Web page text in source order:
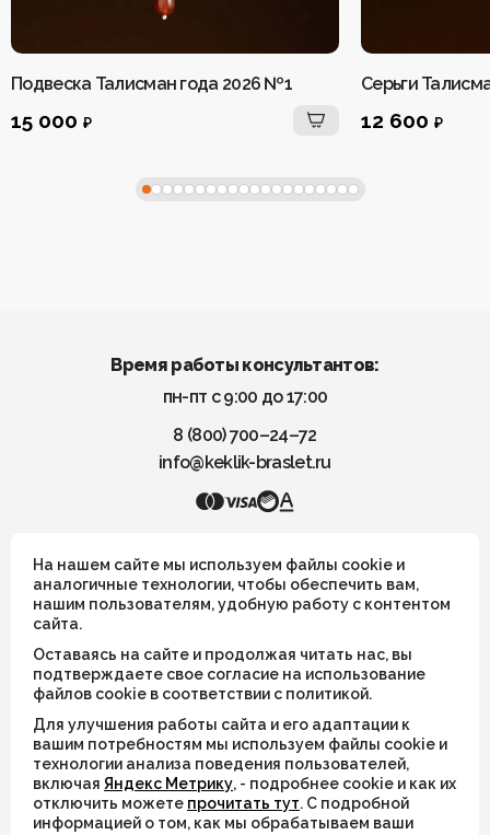
Подвеска Талисман года 2026 №1
15 000 ₽
Серьги
12 600 ₽
Время работы консультантов:
пн-пт с 9:00 до 17:00
8 (800) 700–24–72
info@keklik-braslet.ru
Все украшения носят символический смысл и не имеют
целительных или иных магических свойств
ИП Шахрай Светлана Михайловна
ИНН 263500194811
ОГРН 305263515900181
© 2026
На нашем сайте мы используем файлы cookie и
аналогичные технологии, чтобы обеспечить вам,
нашим пользователям, удобную работу с контентом
сайта.
Оставаясь на сайте и продолжая читать нас, вы
подтверждаете свое согласие на использование
файлов cookie в соответствии с политикой.
Для улучшения работы сайта и его адаптации к
вашим потребностям мы используем файлы cookie и
технологии анализа поведения пользователей,
включая Яндекс Метрику, - подробнее cookie и как их
отключить можете прочитать тут. С подробной
информацией о том, как мы обрабатываем ваши